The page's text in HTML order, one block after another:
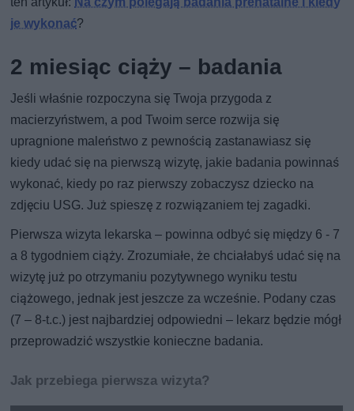
je wykonać?
2 miesiąc ciąży – badania
Jeśli właśnie rozpoczyna się Twoja przygoda z
macierzyństwem, a pod Twoim serce rozwija się
upragnione maleństwo z pewnością zastanawiasz się
kiedy udać się na pierwszą wizytę, jakie badania powinnaś
wykonać, kiedy po raz pierwszy zobaczysz dziecko na
zdjęciu USG. Już spieszę z rozwiązaniem tej zagadki.
Pierwsza wizyta lekarska – powinna odbyć się między 6 - 7
a 8 tygodniem ciąży. Zrozumiałe, że chciałabyś udać się na
wizytę już po otrzymaniu pozytywnego wyniku testu
ciążowego, jednak jest jeszcze za wcześnie. Podany czas
(7 – 8-t.c.) jest najbardziej odpowiedni – lekarz będzie mógł
przeprowadzić wszystkie konieczne badania.
Jak przebiega pierwsza wizyta?